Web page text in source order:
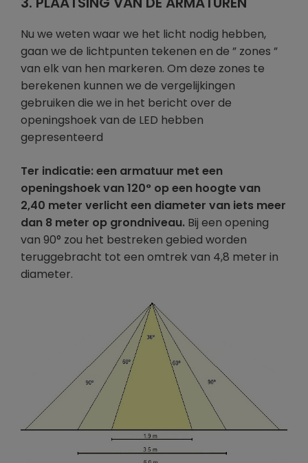
Nu we weten waar we het licht nodig hebben,
gaan we de lichtpunten tekenen en de ” zones ”
van elk van hen markeren. Om deze zones te
berekenen kunnen we de vergelijkingen
gebruiken die we in het bericht over de
openingshoek van de LED hebben
gepresenteerd
Ter indicatie: een armatuur met een
openingshoek van 120° op een hoogte van
2,40 meter verlicht een diameter van iets meer
dan 8 meter op grondniveau. Bij een opening
van 90° zou het bestreken gebied worden
teruggebracht tot een omtrek van 4,8 meter in
diameter.